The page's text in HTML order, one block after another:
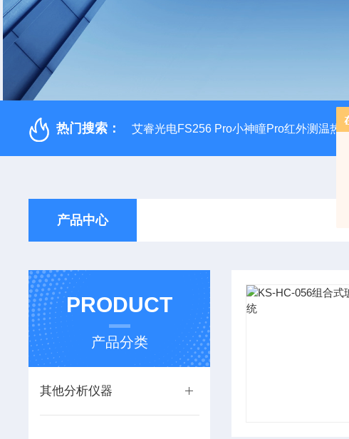
热门搜索： 艾睿光电FS256 Pro小神瞳Pro红外测温热
产品中心
PRODUCT
产品分类
其他分析仪器